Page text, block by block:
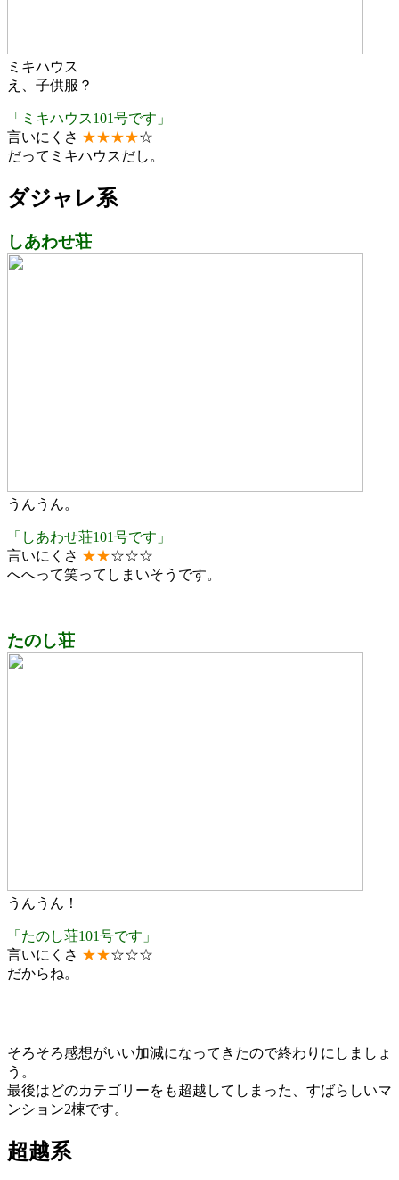
ミキハウス
え、子供服？
「ミキハウス101号です」
言いにくさ ★★★★☆
だってミキハウスだし。
ダジャレ系
しあわせ荘
うんうん。
「しあわせ荘101号です」
言いにくさ ★★☆☆☆
へへって笑ってしまいそうです。
たのし荘
うんうん！
「たのし荘101号です」
言いにくさ ★★☆☆☆
だからね。
そろそろ感想がいい加減になってきたので終わりにしましょ
う。
最後はどのカテゴリーをも超越してしまった、すばらしいマ
ンション2棟です。
超越系